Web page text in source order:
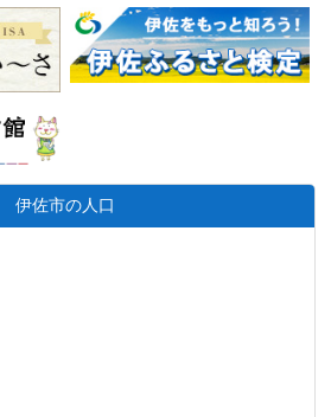
伊佐市の人口